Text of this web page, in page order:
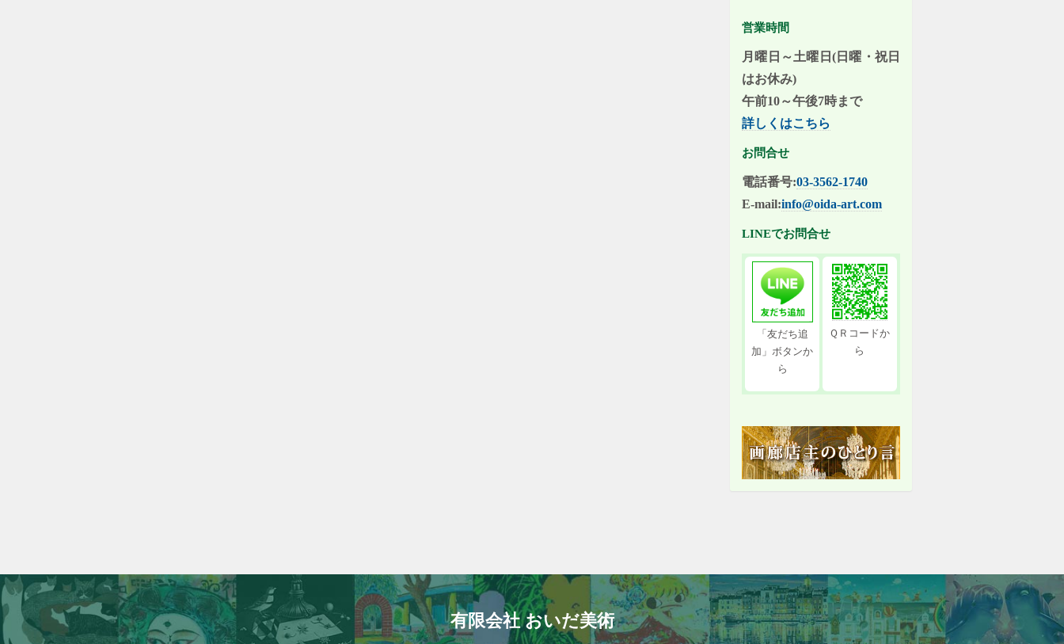
営業時間
月曜日～土曜日(日曜・祝日
はお休み)
午前10～午後7時まで
詳しくはこちら
お問合せ
電話番号:03-3562-1740
E-mail:info@oida-art.com
LINEでお問合せ
「友だち追
加」ボタンか
ら
ＱＲコードか
ら
有限会社 おいだ美術